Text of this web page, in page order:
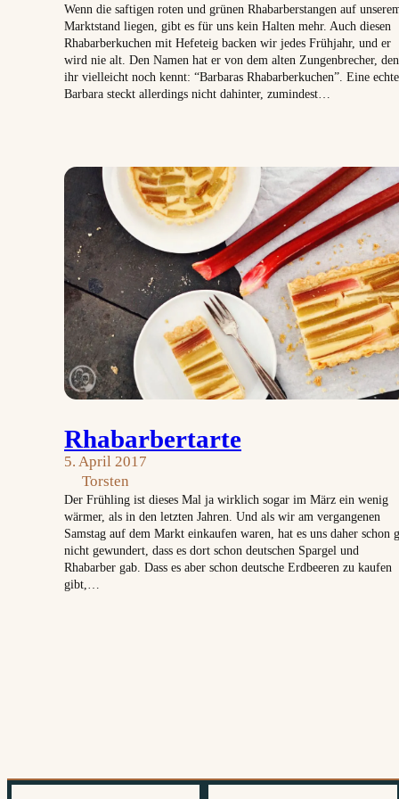
Wenn die saftigen roten und grünen Rhabarberstangen auf
Marktstand liegen, gibt es für uns kein Halten mehr. Auch diesen
Rhabarberkuchen mit Hefeteig backen wir jedes Frühjahr, und er
wird nie alt. Den Namen hat er von dem alten Zungenbrecher, den
ihr vielleicht noch kennt: “Barbaras Rhabarberkuchen”. Eine echte
Barbara steckt allerdings nicht dahinter, zumindest…
Rhabarbertarte
5. April 2017
Torsten
Der Frühling ist dieses Mal ja wirklich sogar im März ein wenig
wärmer, als in den letzten Jahren. Und als wir am vergangenen
Samstag auf dem Markt einkaufen waren, hat es uns daher schon
nicht gewundert, dass es dort schon deutschen Spargel und
Rhabarber gab. Dass es aber schon deutsche Erdbeeren zu kaufen
gibt,…